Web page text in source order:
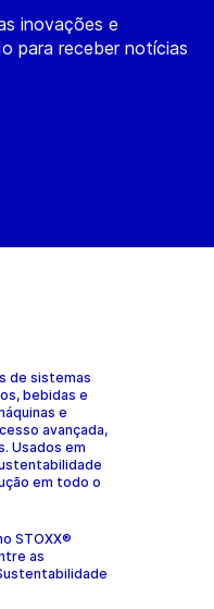
inovações e
para receber notícias
de sistemas
bebidas e
e
avançada,
Usados em
em todo o
STOXX®
as